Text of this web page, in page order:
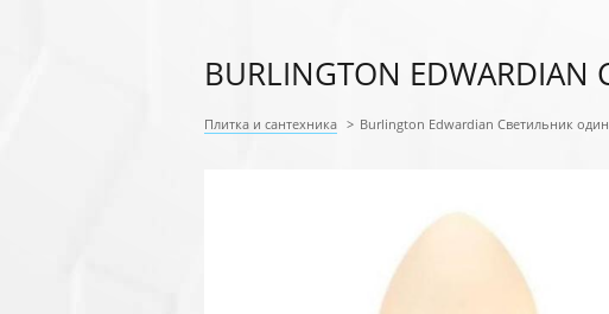
BURLINGTON
Плитка и сантехника > Burlington Edwardian Светильник